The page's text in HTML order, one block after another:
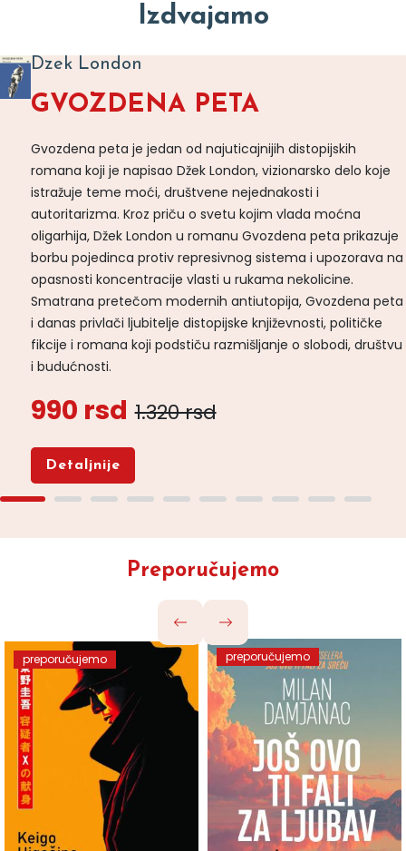
Izdvajamo
Dzek London
GVOZDENA PETA
Gvozdena peta je jedan od najuticajnijih distopijskih
romana koji je napisao Džek London, vizionarsko delo koje
istražuje teme moći, društvene nejednakosti i
autoritarizma. Kroz priču o svetu kojim vlada moćna
oligarhija, Džek London u romanu Gvozdena peta prikazuje
borbu pojedinca protiv represivnog sistema i upozorava na
opasnosti koncentracije vlasti u rukama nekolicine.
Smatrana pretečom modernih antiutopija, Gvozdena peta
i danas privlači ljubitelje distopijske književnosti, političke
fikcije i romana koji podstiču razmišljanje o slobodi, društvu
i budućnosti.
990 rsd 1.320 rsd
Detaljnije
Preporučujemo
preporučujemo preporučujemo